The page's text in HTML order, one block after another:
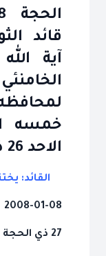
الاحد 26 ذي الحجة الي‎ طهران‎
القائد:
2008-01-08
27 ذي الحجة 1428هـ